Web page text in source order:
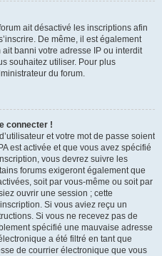
ait désactivé les inscriptions afin
De même, il est également
banni votre adresse IP ou interdit
souhaitez utiliser. Pour plus
du forum.
connecter !
et votre mot de passe soient
est activée et que vous avez spécifié
vous devrez suivre les
forums exigeront également que
soit par vous-même ou soit par
ouvrir une session ; cette
Si vous aviez reçu un
Si vous ne recevez pas de
spécifié une mauvaise adresse
a été filtré en tant que
de courrier électronique que vous